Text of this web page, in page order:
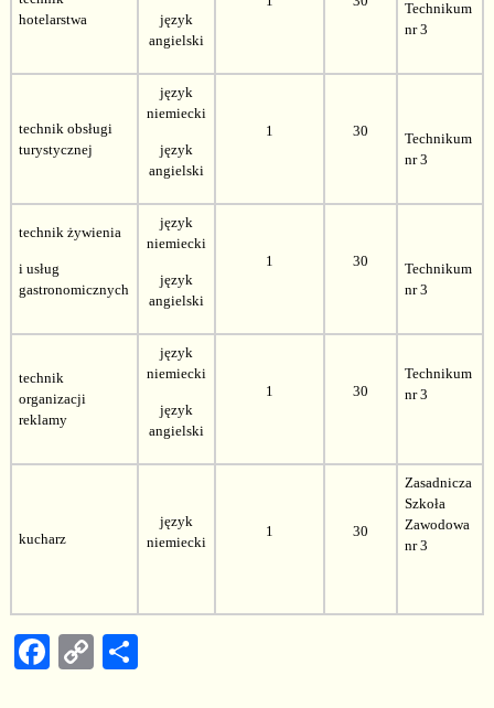
hotelarstwa
język
angielski
Technikum
nr 3
technik obsługi
turystycznej
język
niemiecki
język
angielski
1 30
Technikum
nr 3
technik żywienia
i usług
gastronomicznych
język
niemiecki
język
angielski
1 30
Technikum
nr 3
technik
organizacji
reklamy
język
niemiecki
język
angielski
1 30
Technikum
nr 3
kucharz
język
niemiecki
1 30
Zasadnicza
Szkoła
Zawodowa
nr 3
F
C